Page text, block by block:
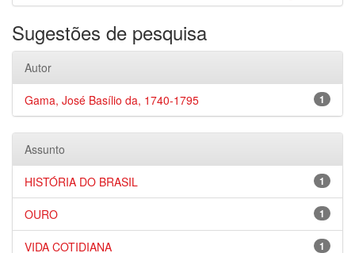
Sugestões de pesquisa
Autor
1
Gama, José Basílio da, 1740-1795
Assunto
1
HISTÓRIA DO BRASIL
1
OURO
1
VIDA COTIDIANA